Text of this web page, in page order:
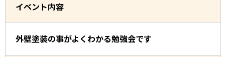
イベント内容
外壁塗装の事がよくわかる勉強会です